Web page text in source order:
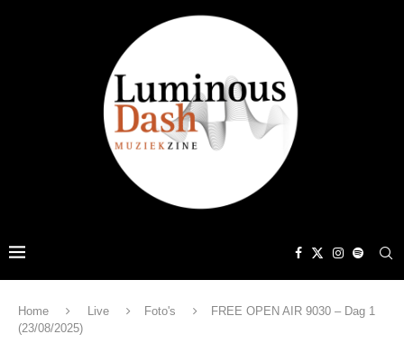
Home Live Foto's
FREE OPEN AIR 9030 – Dag 1
(23/08/2025)